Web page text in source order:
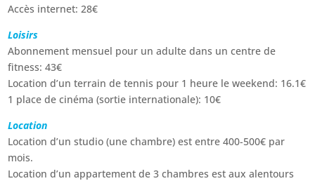
Accès internet: 28€
Loisirs
Abonnement mensuel pour un adulte dans un centre de
fitness: 43€
Location d’un terrain de tennis pour 1 heure le weekend: 16.1€
1 place de cinéma (sortie internationale): 10€
Location
Location d’un studio (une chambre) est entre 400-500€ par
mois.
Location d’un appartement de 3 chambres est aux alentours